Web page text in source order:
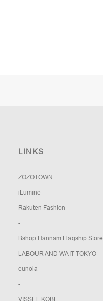
LINKS
ZOZOTOWN
iLumine
Rakuten Fashion
-
Bshop Hannam Flagship Store
LABOUR AND WAIT TOKYO
eunoia
-
VISSEL KOBE